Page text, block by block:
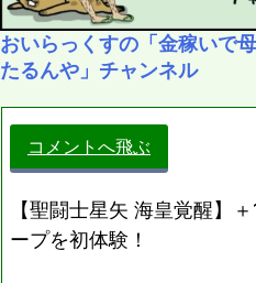
おいらっくすの「金稼いで
たるんや」チャンネル
コメントへ飛ぶ
【聖闘士星矢 海皇覚醒】
ープを初体験！